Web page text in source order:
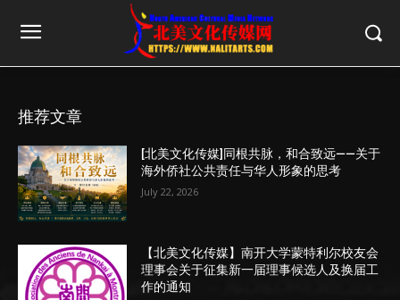
推荐文章
[北美文化传媒]同根共脉，和合致远——关于
海外侨社公共责任与华人形象的思考
July 22, 2026
【北美文化传媒】南开大学蒙特利尔校友会
理事会关于征集新一届理事候选人及换届工
作的通知